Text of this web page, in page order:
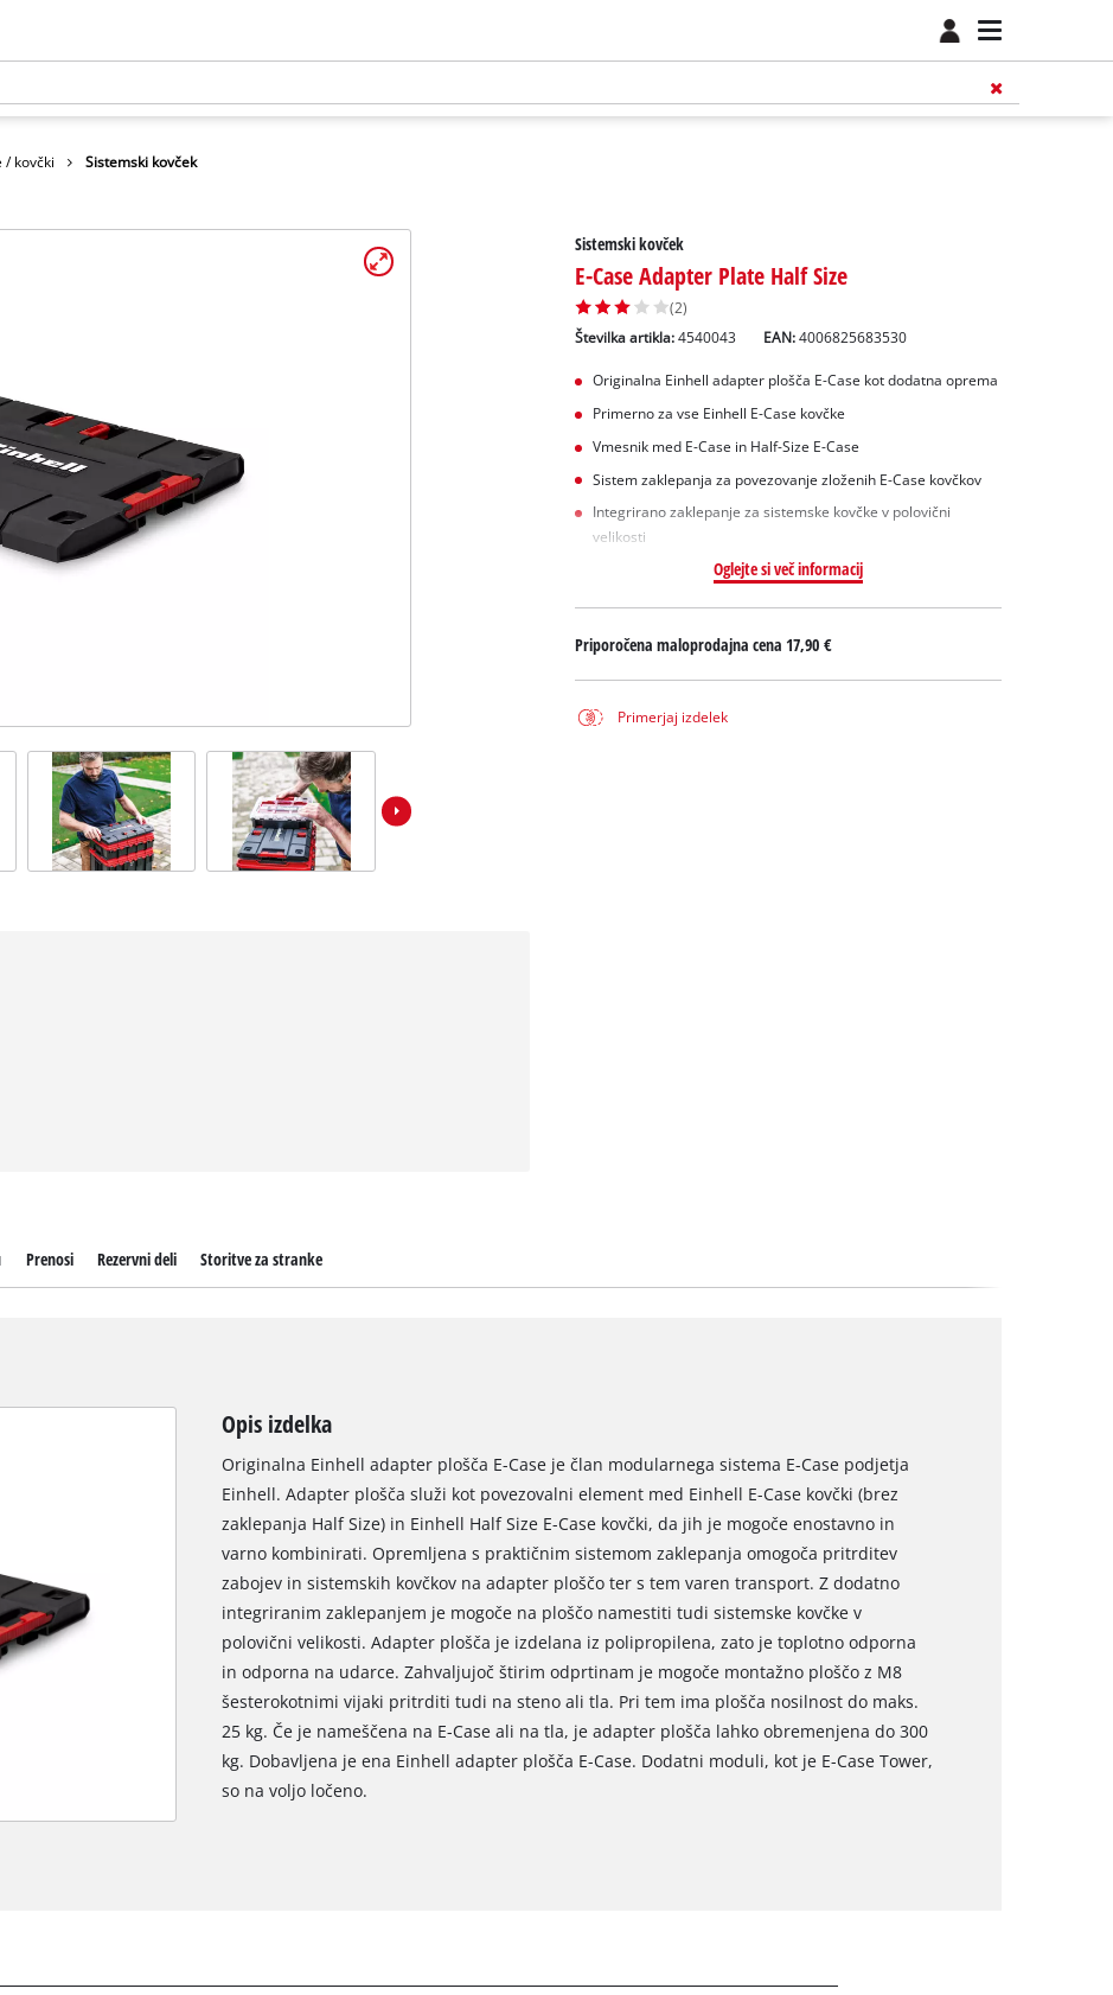
/ kovčki Sistemski kovček
Sistemski kovček
E-Case Adapter Plate Half Size
(2)
Številka artikla: 4540043 EAN:4006825683530
Originalna Einhell adapter plošča E-Case kot dodatna oprema
Primerno za vse Einhell E-Case kovčke
Vmesnik med E-Case in Half-Size E-Case
Sistem zaklepanja za povezovanje zloženih E-Case kovčkov
Integrirano zaklepanje za sistemske kovčke v polovični
velikosti
Oglejte si več informacij
Priporočena maloprodajna cena 17,90 €
Primerjaj izdelek
Prenosi Rezervni deli Storitve za stranke
Opis izdelka
Originalna Einhell adapter plošča E-Case je član modularnega sistema E-Case podjetja
Einhell. Adapter plošča služi kot povezovalni element med Einhell E-Case kovčki (brez
zaklepanja Half Size) in Einhell Half Size E-Case kovčki, da jih je mogoče enostavno in
varno kombinirati. Opremljena s praktičnim sistemom zaklepanja omogoča pritrditev
zabojev in sistemskih kovčkov na adapter ploščo ter s tem varen transport. Z dodatno
integriranim zaklepanjem je mogoče na ploščo namestiti tudi sistemske kovčke v
polovični velikosti. Adapter plošča je izdelana iz polipropilena, zato je toplotno odporna
in odporna na udarce. Zahvaljujoč štirim odprtinam je mogoče montažno ploščo z M8
šesterokotnimi vijaki pritrditi tudi na steno ali tla. Pri tem ima plošča nosilnost do maks.
25 kg. Če je nameščena na E-Case ali na tla, je adapter plošča lahko obremenjena do 300
kg. Dobavljena je ena Einhell adapter plošča E-Case. Dodatni moduli, kot je E-Case Tower,
so na voljo ločeno.